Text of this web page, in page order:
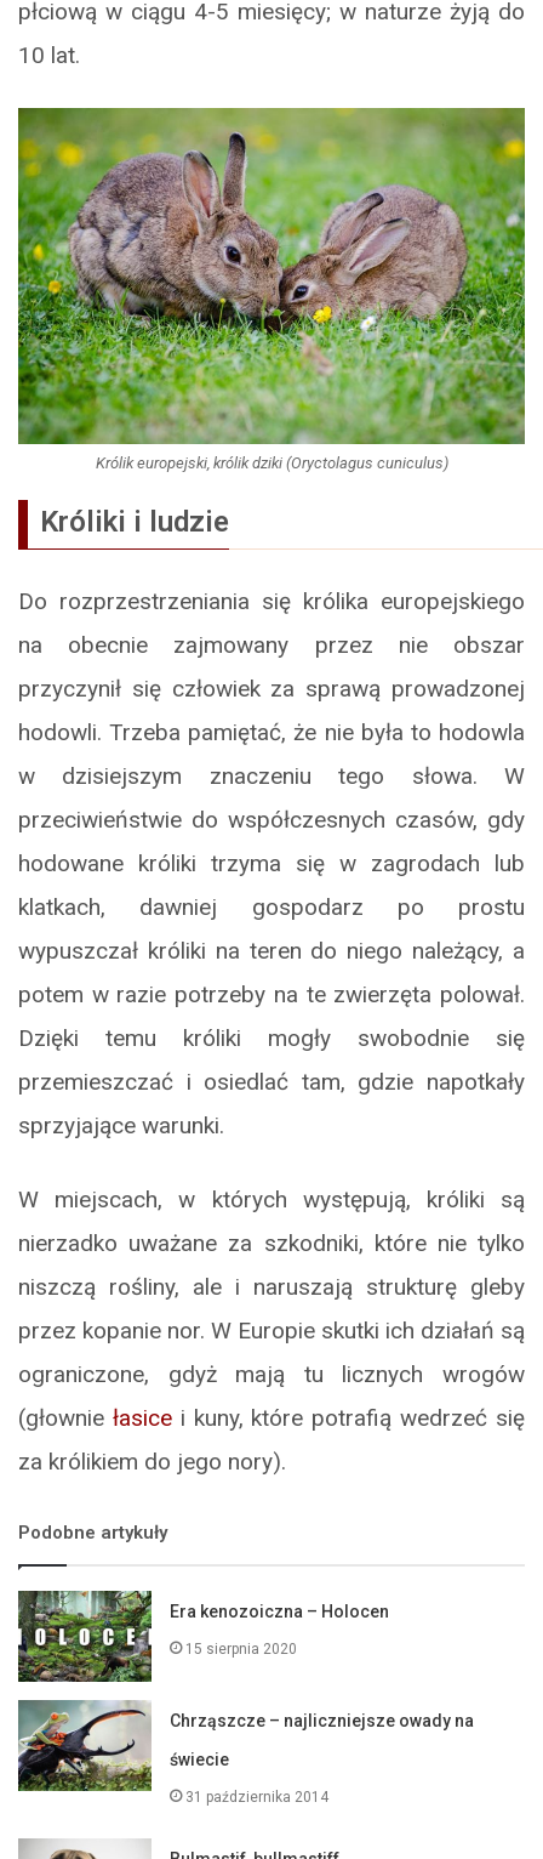
płciową w ciągu 4-5 miesięcy; w naturze żyją do
10 lat.
Królik europejski, królik dziki (Oryctolagus cuniculus)
Króliki i ludzie
Do rozprzestrzeniania się królika europejskiego
na obecnie zajmowany przez nie obszar
przyczynił się człowiek za sprawą prowadzonej
hodowli. Trzeba pamiętać, że nie była to hodowla
w dzisiejszym znaczeniu tego słowa. W
przeciwieństwie do współczesnych czasów, gdy
hodowane króliki trzyma się w zagrodach lub
klatkach, dawniej gospodarz po prostu
wypuszczał króliki na teren do niego należący, a
potem w razie potrzeby na te zwierzęta polował.
Dzięki temu króliki mogły swobodnie się
przemieszczać i osiedlać tam, gdzie napotkały
sprzyjające warunki.
W miejscach, w których występują, króliki są
nierzadko uważane za szkodniki, które nie tylko
niszczą rośliny, ale i naruszają strukturę gleby
przez kopanie nor. W Europie skutki ich działań są
ograniczone, gdyż mają tu licznych wrogów
(głownie łasicei kuny, które potrafią wedrzeć się
za królikiem do jego nory).
Podobne artykuły
Era kenozoiczna – Holocen
15 sierpnia 2020
Chrząszcze – najliczniejsze owady na
świecie
31 października 2014